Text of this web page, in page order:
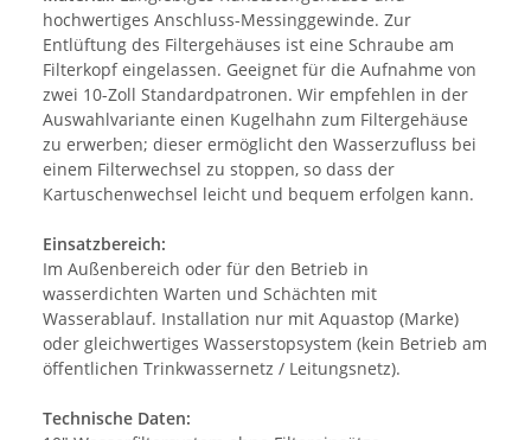
hochwertiges Anschluss-Messinggewinde. Zur
Entlüftung des Filtergehäuses ist eine Schraube am
Filterkopf eingelassen. Geeignet für die Aufnahme von
zwei 10-Zoll Standardpatronen. Wir empfehlen in der
Auswahlvariante einen Kugelhahn zum Filtergehäuse
zu erwerben; dieser ermöglicht den Wasserzufluss bei
einem Filterwechsel zu stoppen, so dass der
Kartuschenwechsel leicht und bequem erfolgen kann.
Einsatzbereich:
Im Außenbereich oder für den Betrieb in
wasserdichten Warten und Schächten mit
Wasserablauf. Installation nur mit Aquastop (Marke)
oder gleichwertiges Wasserstopsystem (kein Betrieb am
öffentlichen Trinkwassernetz / Leitungsnetz).
Technische Daten: